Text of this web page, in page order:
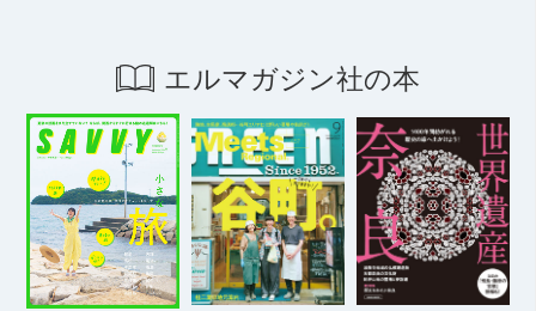
エルマガジン社の本